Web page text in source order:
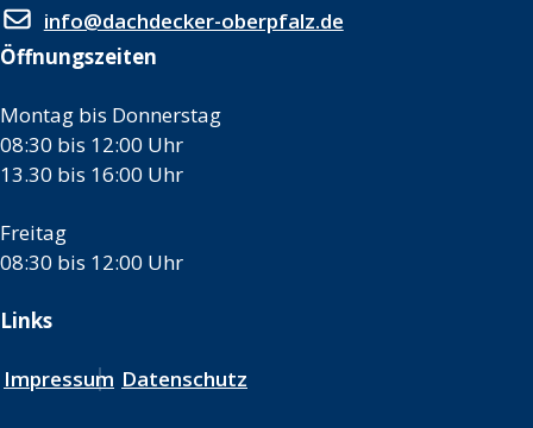
info@dachdecker-oberpfalz.de
Öffnungszeiten
Montag bis Donnerstag
08:30 bis 12:00 Uhr
13.30 bis 16:00 Uhr
Freitag
08:30 bis 12:00 Uhr
Links
Impressum Datenschutz